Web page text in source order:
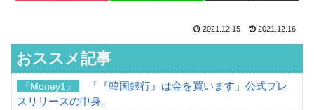
2021.12.15 2021.12.16
おススメ記事
『Money1』
「『韓国銀行』は金を買います」公式プレ
スリリースの中身。